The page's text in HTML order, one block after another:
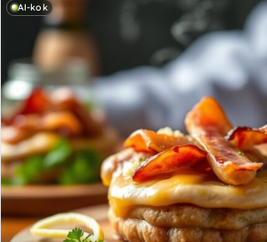
AI-kok